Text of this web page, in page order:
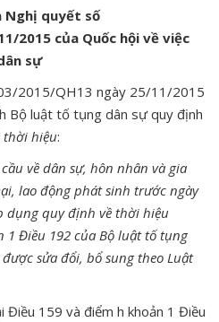
Nghị quyết số
2015 của Quốc hội về việc
sự
2015/QH13 ngày 25/11/2015
Bộ luật tố tụng dân sự quy định
thời hiệu:
về dân sự, hôn nhân và gia
lao động phát sinh trước ngày
dụng quy định về thời hiệu
1 Điều 192 của Bộ luật tố tụng
sửa đổi, bổ sung theo Luật
Điều 159 và điểm h khoản 1 Điều